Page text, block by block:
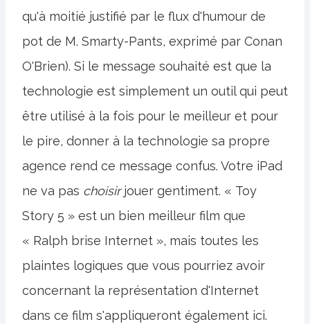
qu'à moitié justifié par le flux d'humour de
pot de M. Smarty-Pants, exprimé par Conan
O'Brien). Si le message souhaité est que la
technologie est simplement un outil qui peut
être utilisé à la fois pour le meilleur et pour
le pire, donner à la technologie sa propre
agence rend ce message confus. Votre iPad
ne va pas choisirjouer gentiment. « Toy
Story 5 » est un bien meilleur film que
« Ralph brise Internet », mais toutes les
plaintes logiques que vous pourriez avoir
concernant la représentation d'Internet
dans ce film s'appliqueront également ici.